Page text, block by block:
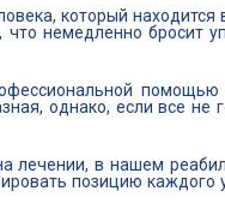
который
немедленно бросит
однако, если все
в нашем
позицию каждого